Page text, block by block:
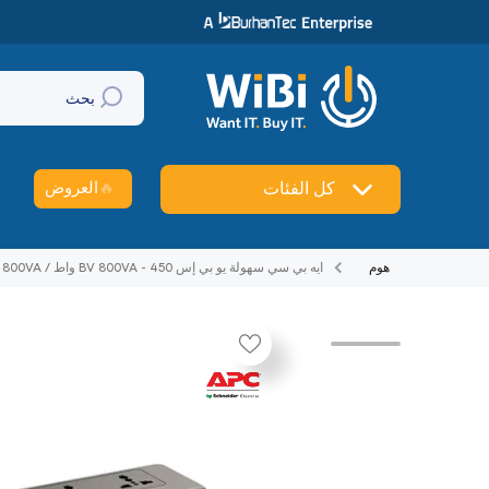
تخطي إلى المحتوى
بحث
كل الفئات 🔥 العروض
هوم ايه بي سي سهولة يو بي إس BV 800VA - 450 واط / 800VA / خط تفاعلي / أسود - يو بي إس
تخطي إلى منتج معلومات